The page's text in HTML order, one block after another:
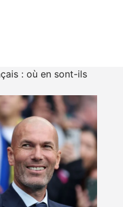
: où en sont-ils